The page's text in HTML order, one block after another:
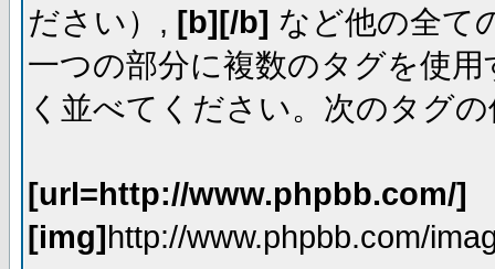
ださい）, [b][/b] など他の全て
一つの部分に複数のタグを使
く並べてください。次のタグ
[url=http://www.phpbb.com/]
[img]http://www.phpbb.com/